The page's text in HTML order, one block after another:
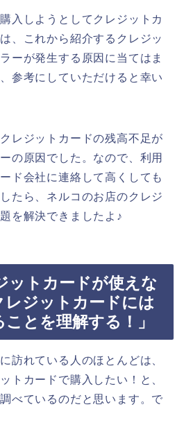
入しようとしてクレジットカ
、これから紹介するクレジッ
ーが発生する原因に当てはま
参考にしていただけると幸い
レジットカードの残高不足が
の原因でした。なので、利用
ド会社に連絡して高くしても
たら、ネルコのお店のクレジ
を解決できましたよ♪
ットカードが使えな
レジットカードには
とを理解する！」
訪れている人のほとんどは、
トカードで購入したい！と、
べているのだと思います。で